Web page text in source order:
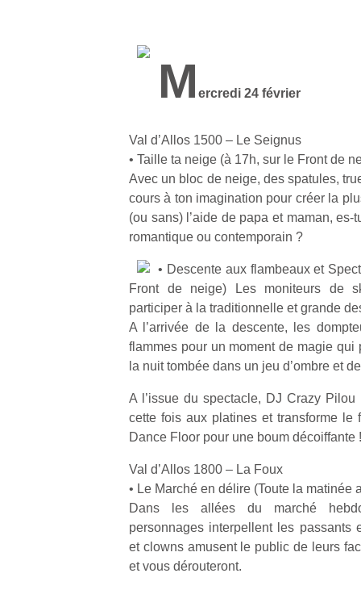
M ercredi 24 février
Val d’Allos 1500 – Le Seignus
• Taille ta neige (à 17h, sur le Front de
Avec un bloc de neige, des spatules,
cours à ton imagination pour créer la
(ou sans) l’aide de papa et maman,
romantique ou contemporain ?
• Descente aux flambeaux et
Front de neige) Les moniteurs de
participer à la traditionnelle et grande
A l’arrivée de la descente, les
flammes pour un moment de magie qui
la nuit tombée dans un jeu d’ombre et
A l’issue du spectacle, DJ Crazy
cette fois aux platines et transforme le
Dance Floor pour une boum décoiffante !
Val d’Allos 1800 – La Foux
• Le Marché en délire (Toute la matinée
Dans les allées du marché
personnages interpellent les passants
et clowns amusent le public de leurs
et vous dérouteront.